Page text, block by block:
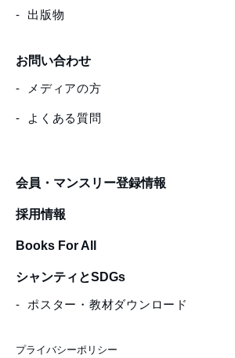
出版物
お問い合わせ
メディアの方
よくある質問
会員・マンスリー登録情報
採用情報
Books For All
シャンティとSDGs
ポスター・教材ダウンロード
プライバシーポリシー